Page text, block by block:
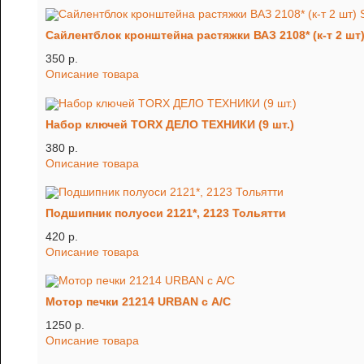
Сайлентблок кронштейна растяжки ВАЗ 2108* (к-т 2
350 p.
Описание товара
Набор ключей TORX ДЕЛО ТЕХНИКИ (9 шт.)
380 p.
Описание товара
Подшипник полуоси 2121*, 2123 Тольятти
420 p.
Описание товара
Мотор печки 21214 URBAN с А/С
1250 p.
Описание товара